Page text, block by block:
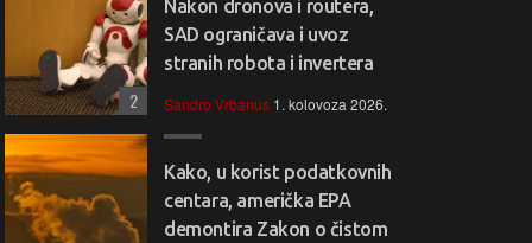
Nakon dronova i routera,
SAD ograničava i uvoz
stranih robota i invertera
Sandro Vrbanus 1. kolovoza 2026.
2
Kako, u korist podatkovnih
centara, američka EPA
demontira Zakon o čistom